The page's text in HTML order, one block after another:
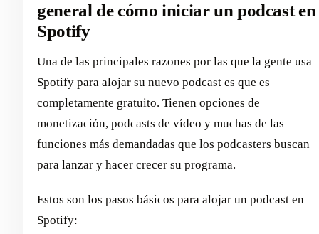
general de cómo iniciar un podcast en
Spotify
Una de las principales razones por las que la gente usa
Spotify para alojar su nuevo podcast es que es
completamente gratuito. Tienen opciones de
monetización, podcasts de vídeo y muchas de las
funciones más demandadas que los podcasters buscan
para lanzar y hacer crecer su programa.
Estos son los pasos básicos para alojar un podcast en
Spotify: